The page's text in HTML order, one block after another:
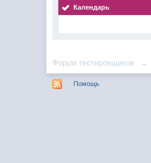
Календарь
Форум тестировщиков →
Помощь